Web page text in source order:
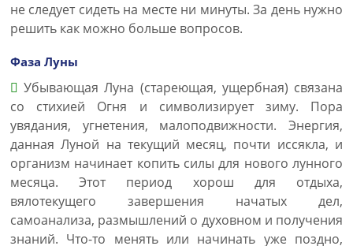
не следует сидеть на месте ни минуты. За день нужно
решить как можно больше вопросов.
Фаза Луны
Убывающая Луна (стареющая, ущербная) связана
со стихией Огня и символизирует зиму. Пора
увядания, угнетения, малоподвижности. Энергия,
данная Луной на текущий месяц, почти иссякла, и
организм начинает копить силы для нового лунного
месяца. Этот период хорош для отдыха,
вялотекущего завершения начатых дел,
самоанализа, размышлений о духовном и получения
знаний. Что-то менять или начинать уже поздно,